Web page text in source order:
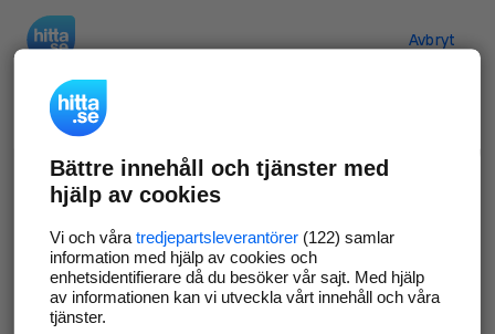
Avbryt
Verifiera ditt företag
Gör som 69 538företag
företagssida på hitta.se och syns bättre mot
kunder i ditt närområde. Helt kostnadsfritt.
Uppdatera din företagsinformation
Bättre innehåll och tjänster med
hjälp av cookies
Vi och våra tredjepartsleverantörer(122) samlar
information med hjälp av cookies och
enhetsidentifierare då du besöker vår sajt. Med hjälp
av informationen kan vi utveckla vårt innehåll och våra
tjänster.